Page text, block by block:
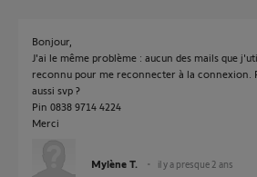
Bonjour,
J'ai le même problème : aucun des mails que
reconnu pour me reconnecter à la connexion.
aussi svp ?
Pin 0838 9714 4224
Merci
Mylène T. il y a presque 2 ans